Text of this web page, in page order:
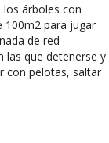
los árboles con
100m2 para jugar
de red
las que detenerse y
con pelotas, saltar